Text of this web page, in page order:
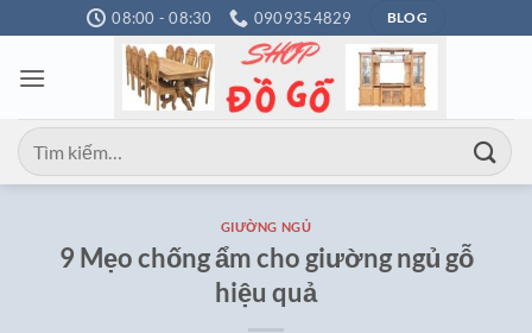
qua
nội
08:00 - 08:30 0909354829 BLOG
Tìm
kiếm:
GIƯỜNG NGỦ
9 Mẹo chống ẩm cho giường ngủ gỗ
hiệu quả